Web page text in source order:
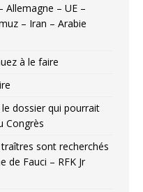
Allemagne – UE –
– Iran – Arabie
à le faire
le dossier qui pourrait
Congrès
sont recherchés
de Fauci – RFK Jr